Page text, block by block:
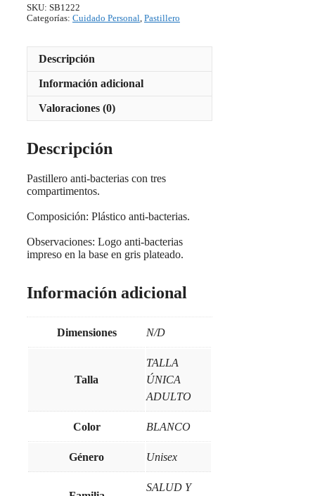
SKU: SB1222
Categorías: Cuidado Personal, Pastillero
Descripción
Información adicional
Valoraciones (0)
Descripción
Pastillero anti-bacterias con tres
compartimentos.
Composición: Plástico anti-bacterias.
Observaciones: Logo anti-bacterias
impreso en la base en gris plateado.
Información adicional
Dimensiones N/D
Talla
TALLA
ÚNICA
ADULTO
Color BLANCO
Género Unisex
SALUD Y